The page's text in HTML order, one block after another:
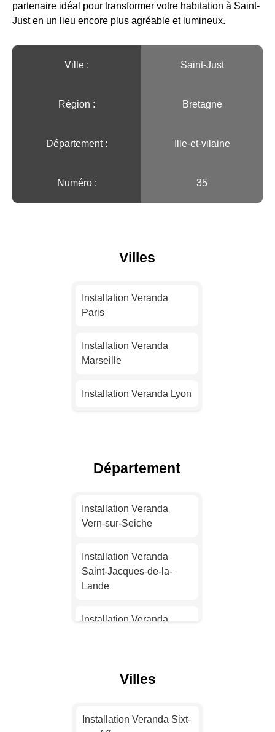
partenaire idéal pour transformer votre habitation à Saint-
Just en un lieu encore plus agréable et lumineux.
Ville :️ Saint-Just
Région :️ Bretagne
Département : Ille-et-vilaine
Numéro : 35
Villes
Installation Veranda
Paris
Installation Veranda
Marseille
Installation Veranda Lyon
Installation Veranda Nice
Installation Veranda
Nantes
Installation Veranda
Strasbourg
Montpellier
Département
Installation Veranda
Vern-sur-Seiche
Installation Veranda
Saint-Jacques-de-la-
Lande
Installation Veranda
Chantepie
Villes
Installation Veranda Sixt-